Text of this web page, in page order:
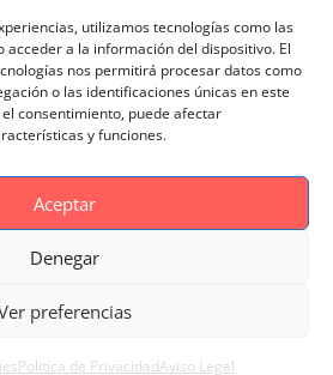
utilizamos tecnologías como las
a la información del dispositivo. El
nos permitirá procesar datos como
o las identificaciones únicas en este
consentimiento, puede afectar
y funciones.
Aceptar
Denegar
preferencias
Politica de PrivacidadAviso Legal
Reportaje Magnific